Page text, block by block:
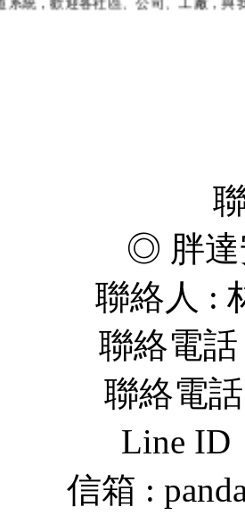
◎ 胖達
聯絡人 :
聯絡電話
聯絡電
Line ID
信箱 :